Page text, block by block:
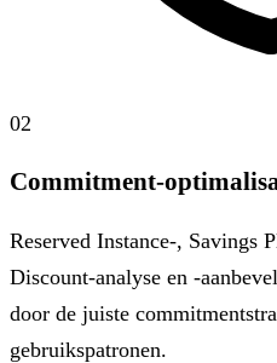
02
Commitment-
Reserved Instance-, Savings
Discount-analyse en -
door de juiste
gebruikspatronen.